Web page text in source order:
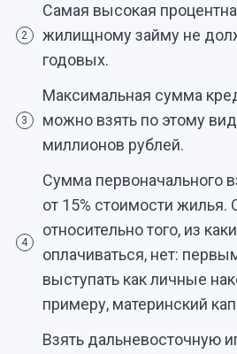
2
Самая высокая
жилищному займу не
годовых.
3
Максимальная сумма
можно взять по этому
миллионов рублей.
4
Сумма первоначального
от 15% стоимости жилья.
относительно того, из
оплачиваться, нет:
выступать как личные
примеру, материнский
Взять дальневосточную